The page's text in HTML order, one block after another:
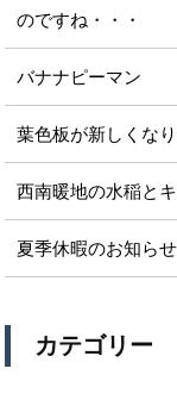
のですね・・・
バナナピーマン
葉色板が新しくなり
西南暖地の水稲と
夏季休暇のお知らせ
カテゴリー